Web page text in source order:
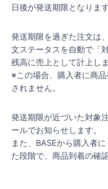
日後が発送期限となります
発送期限を過ぎた注文は
文ステータスを自動で「
残高に売上として計上しま
※この場合、購入者に商
されません。
発送期限が近づいた対象
ールでお知らせします。
また、BASEから購入者
た段階で、商品到着の確